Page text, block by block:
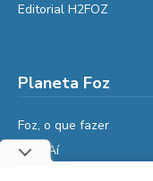
Editorial H2FOZ
Planeta Foz
Foz, o que fazer
Diga Aí